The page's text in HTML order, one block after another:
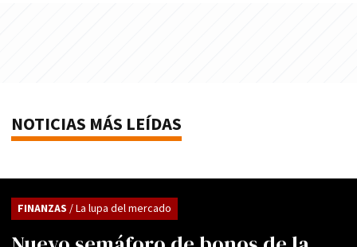
NOTICIAS MÁS LEÍDAS
FINANZAS / La lupa del mercado